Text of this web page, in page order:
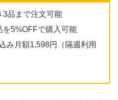
3品まで注文可能
5%OFFで購入可能
み月額1,598円（隔週利用